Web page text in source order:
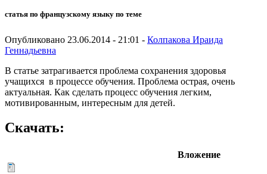
статья по французскому языку по теме
Опубликовано 23.06.2014 - 21:01 - Колпакова Ираида
Геннадьевна
В статье затрагивается проблема сохранения здоровья
учащихся в процессе обучения. Проблема острая, очень
актуальная. Как сделать процесс обучения легким,
мотивированным, интересным для детей.
Скачать:
Вложение